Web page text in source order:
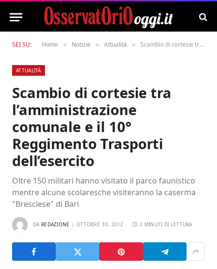
SEI SU: Home » Notizie » Attualità » Scambio di cortesie tra l’amministrazione comunale e il 10° Reggimento Trasporti dell’esercito
ATTUALITÀ
Scambio di cortesie tra
l’amministrazione
comunale e il 10°
Reggimento Trasporti
dell’esercito
Oltre 150 militari hanno visitato il parco faunistico
mentre alcune scolaresche visiteranno la caserma
"Bresciese" di Bari
DA REDAZIONE OTTOBRE 30, 2012 2 MINUTI DI LETTURA